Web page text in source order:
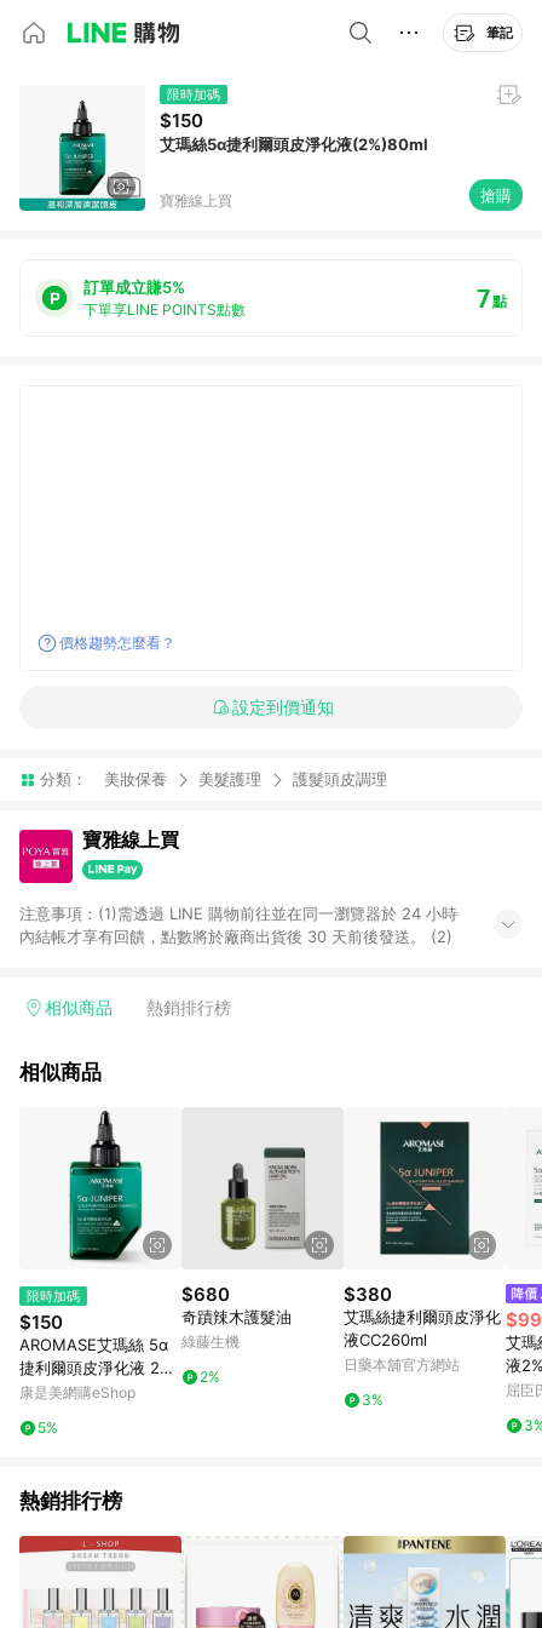
筆記
限時加碼
$150
艾瑪絲5α捷利爾頭皮淨化液(2%)80ml
寶雅線上買 搶購
訂單成立賺5%
下單享LINE POINTS點數 7點
價格趨勢怎麼看？
設定到價通知
分類： 美妝保養 美髮護理 護髮頭皮調理
寶雅線上買
注意事項：(1)需透過 LINE 購物前往並在同一瀏覽器於 24 小時
內結帳才享有回饋，點數將於廠商出貨後 30 天前後發送。 (2)
相似商品 熱銷排行榜
相似商品
限時加碼
$150
AROMASE艾瑪絲 5α
捷利爾頭皮淨化液 2%
80mL
康是美網購eShop
5%
$680
奇蹟辣木護髮油
綠藤生機
2%
$380
艾瑪絲捷利爾頭皮淨化
液CC260ml
日藥本舖官方網站
3%
$99
艾瑪
液
屈臣
熱銷排行榜